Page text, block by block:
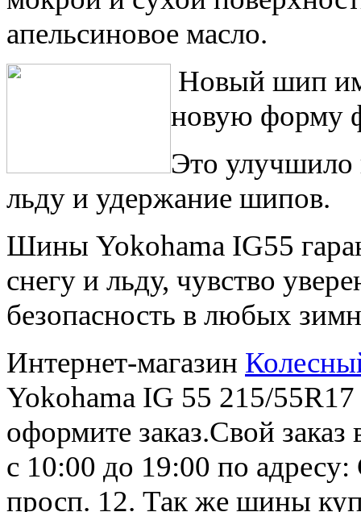
апельсиновое масло.
Новый шип
новую форму
Это улучшило
льду и удержание шипов.
Шины Yokohama IG55
снегу и льду, чувство
безопасность в любых
Интернет-магазин
Yokohama IG 55 215/
оформите заказ.Свой заказ
с 10:00 до 19:00 по
просп. 12. Так же шины